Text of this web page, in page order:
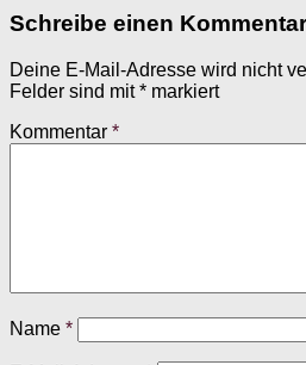
Schreibe einen Kommentar
Deine E-Mail-Adresse wird nicht
Felder sind mit* markiert
Kommentar *
Name *